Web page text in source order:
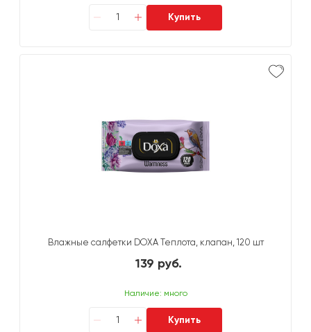
Купить
Влажные салфетки DOXA Теплота, клапан, 120 шт
139 руб.
Наличие: много
Купить